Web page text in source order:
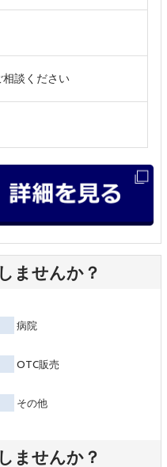
相談ください
ませんか？
病院
OTC販売
その他
ませんか？